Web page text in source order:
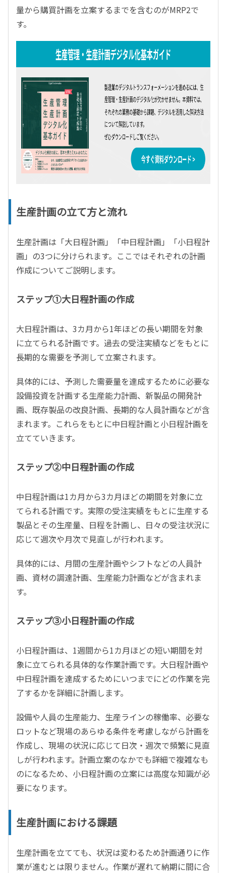
量から購買計画を立案するまでを含むのがMRP2で
す。
生産計画の立て方と流れ
生産計画は「大日程計画」「中日程計画」「小日程計
画」の3つに分けられます。ここではそれぞれの計画
作成についてご説明します。
ステップ①大日程計画の作成
大日程計画は、3カ月から1年ほどの長い期間を対象
に立てられる計画です。過去の受注実績などをもとに
長期的な需要を予測して立案されます。
具体的には、予測した需要量を達成するために必要な
設備投資を計画する生産能力計画、新製品の開発計
画、既存製品の改良計画、長期的な人員計画などが含
まれます。これらをもとに中日程計画と小日程計画を
立てていきます。
ステップ②中日程計画の作成
中日程計画は1カ月から3カ月ほどの期間を対象に立
てられる計画です。実際の受注実績をもとに生産する
製品とその生産量、日程を計画し、日々の受注状況に
応じて週次や月次で見直しが行われます。
具体的には、月間の生産計画やシフトなどの人員計
画、資材の調達計画、生産能力計画などが含まれま
す。
ステップ③小日程計画の作成
小日程計画は、1週間から1カ月ほどの短い期間を対
象に立てられる具体的な作業計画です。大日程計画や
中日程計画を達成するためにいつまでにどの作業を完
了するかを詳細に計画します。
設備や人員の生産能力、生産ラインの稼働率、必要な
ロットなど現場のあらゆる条件を考慮しながら計画を
作成し、現場の状況に応じて日次・週次で頻繁に見直
しが行われます。計画立案のなかでも詳細で複雑なも
のになるため、小日程計画の立案には高度な知識が必
要になります。
生産計画における課題
生産計画を立てても、状況は変わるため計画通りに作
業が進むとは限りません。作業が遅れて納期に間に合